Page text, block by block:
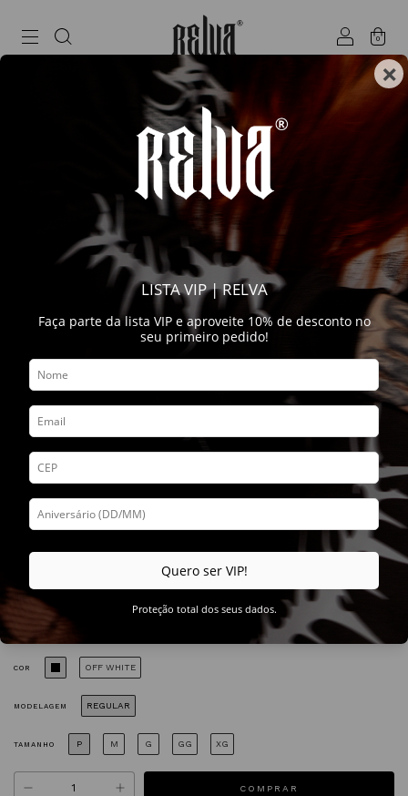
0
LANÇAMENTOS COLEÇÃO INFERNO
Regular | Inferno | Luna
Camiseta Regular | Inferno | Luna
R$149,90
R$142,41
COR OFF WHITE
MODELAGEM REGULAR
TAMANHO P M G GG XG
×
LISTA VIP | RELVA
Faça parte da lista VIP e aproveite 10% de desconto no
seu primeiro pedido!
Quero ser VIP!
Proteção total dos seus dados.